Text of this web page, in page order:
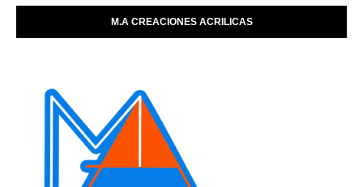
M.A CREACIONES ACRILICAS